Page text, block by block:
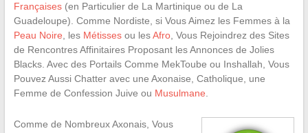
Françaises(en Particulier de La Martinique ou de La
Guadeloupe). Comme Nordiste, si Vous Aimez les Femmes à la
Peau Noire , les Métissesou lesAfro, Vous Rejoindrez des Sites
de Rencontres Affinitaires Proposant les Annonces de Jolies
Blacks. Avec des Portails Comme MekToube ou Inshallah, Vous
Pouvez Aussi Chatter avec une Axonaise, Catholique, une
Femme de Confession Juive ou Musulmane
Comme de Nombreux Axonais, Vous